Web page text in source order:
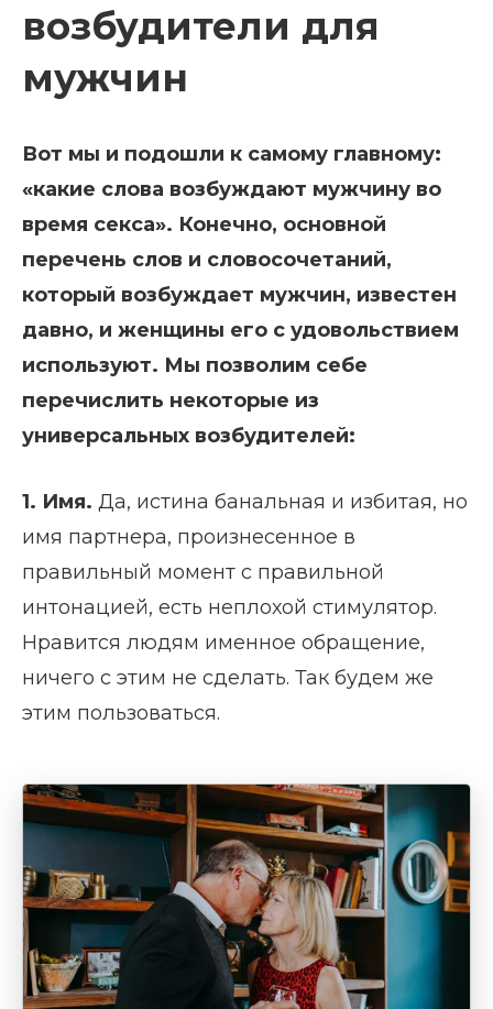
возбудители для
мужчин
Вот мы и подошли к самому главному:
«какие слова возбуждают мужчину во
время секса». Конечно, основной
перечень слов и словосочетаний,
который возбуждает мужчин, известен
давно, и женщины его с удовольствием
используют. Мы позволим себе
перечислить некоторые из
универсальных возбудителей:
1. Имя. Да, истина банальная и избитая, но
имя партнера, произнесенное в
правильный момент с правильной
интонацией, есть неплохой стимулятор.
Нравится людям именное обращение,
ничего с этим не сделать. Так будем же
этим пользоваться.